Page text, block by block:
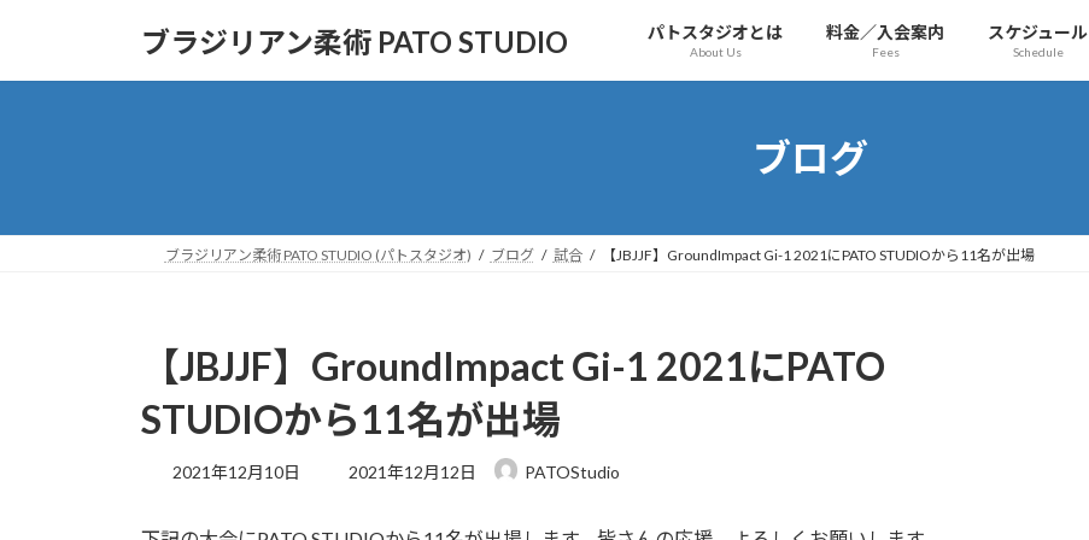
ブラジリアン柔術 PATO STUDIO パトスタジオとは
About Us
料金／入会案内
Fees
スケジュール
Schedule
ブログ
ブラジリアン柔術 PATO STUDIO (パトスタジオ) ブログ 試合 【JBJJF】GroundImpact Gi-1 2021にPATO STUDIOから11名が出場
【JBJJF】GroundImpact Gi-1 2021にPATO
STUDIOから11名が出場
2021年12月10日
最
2021年12月12日 PATOStudio